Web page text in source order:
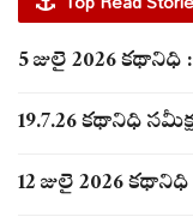
5 జులై 2026
19.7.26 కథానిధి
12 జులై 2026